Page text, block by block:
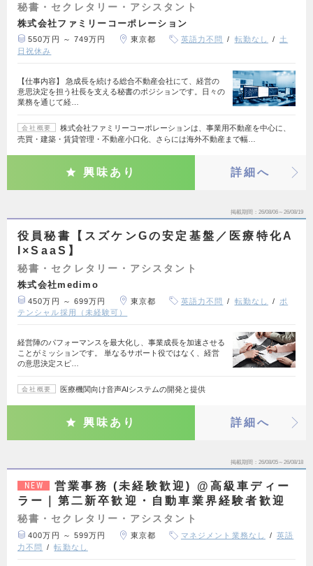
秘書・セクレタリー・アシスタント
株式会社ファミリーコーポレーション
550万円 ～ 749万円 東京都 英語力不問 転勤なし
土
日祝休み
【仕事内容】 急成長を続ける総合不動産会社にて、経営の
意思決定を担う社長を支える秘書のポジションです。日々の
業務を通じて経…
会社概要
株式会社ファミリーコーポレーションは、事業用不動産を中心に、
売買・建築・賃貸管理・不動産小口化、さらには海外不動産まで幅…
興味あり 詳細へ
掲載期間 26/08/06～26/08/19
役員秘書【スズケンGの安定基盤／医療特化A
I×SaaS】
秘書・セクレタリー・アシスタント
株式会社medimo
450万円 ～ 699万円 東京都 英語力不問 転勤なし
ポ
テンシャル採用（未経験可）
経営陣のパフォーマンスを最大化し、事業成長を加速させる
ことがミッションです。 単なるサポート役ではなく、経営
の意思決定スピ…
会社概要 医療機関向け音声AIシステムの開発と提供
興味あり 詳細へ
掲載期間 26/08/05～26/08/18
NEW
営業事務 (未経験歓迎) @高級車ディー
ラー｜第二新卒歓迎・自動車業界経験者歓迎
秘書・セクレタリー・アシスタント
400万円 ～ 599万円 東京都 マネジメント業務なし
英語
力不問
転勤なし